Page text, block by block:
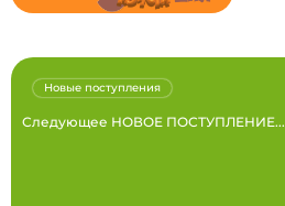
Следующее НОВОЕ ПОСТУПЛЕНИЕ...
Новые поступления